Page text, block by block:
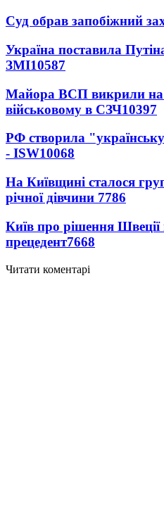
Суд обрав запобіжний
Україна поставила
ЗМІ10587
Майора ВСП викрили на
військовому в СЗЧ10397
РФ створила
- ISW10068
На Київщині сталося
річної дівчини 7786
Київ про рішення
прецедент7668
Читати коментарі